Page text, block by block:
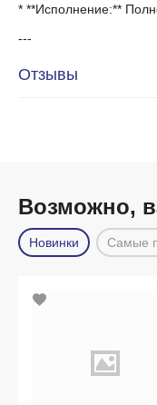
* **Исполнение:**
---
Отзывы
Возможно,
Новинки Самые